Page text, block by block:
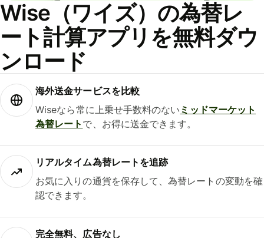
Wise（ワイズ）の為替レ
ート計算アプリを無料ダウ
ンロード
海外送金サービスを比較
Wiseなら常に上乗せ手数料のない ミッドマーケット
為替レート で、お得に送金できます。
リアルタイム為替レートを追跡
お気に入りの通貨を保存して、為替レートの変動を確
認できます。
完全無料、広告なし